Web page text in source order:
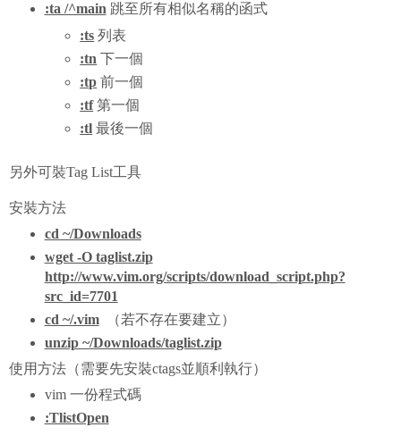
:ta /^main跳至所有相似名稱的函式
:ts 列表
:tn 下一個
:tp 前一個
:tf第一個
:tl 最後一個
另外可裝Tag List工具
安裝方法
cd ~/Downloads
wget -O taglist.zip
http://www.vim.org/scripts/download_script.php?
src_id=7701
cd ~/.vim（若不存在要建立）
unzip ~/Downloads/taglist.zip
使用方法（需要先安裝ctags並順利執行）
vim 一份程式碼
:TlistOpen